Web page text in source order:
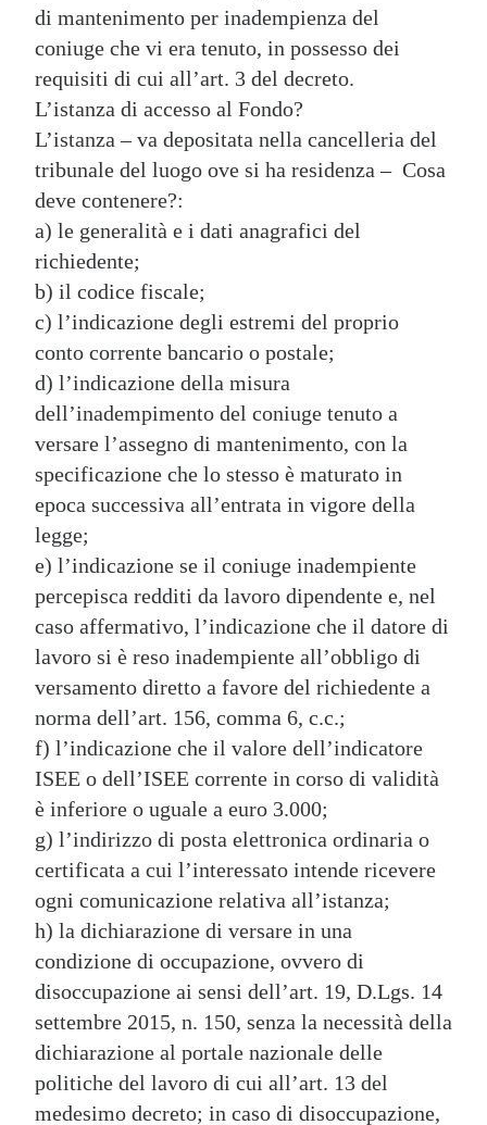
di mantenimento per inadempienza del
coniuge che vi era tenuto, in possesso dei
requisiti di cui all’art. 3 del decreto.
L’istanza di accesso al Fondo?
L’istanza – va depositata nella cancelleria del
tribunale del luogo ove si ha residenza – Cosa
deve contenere?:
a) le generalità e i dati anagrafici del
richiedente;
b) il codice fiscale;
c) l’indicazione degli estremi del proprio
conto corrente bancario o postale;
d) l’indicazione della misura
dell’inadempimento del coniuge tenuto a
versare l’assegno di mantenimento, con la
specificazione che lo stesso è maturato in
epoca successiva all’entrata in vigore della
legge;
e) l’indicazione se il coniuge inadempiente
percepisca redditi da lavoro dipendente e, nel
caso affermativo, l’indicazione che il datore di
lavoro si è reso inadempiente all’obbligo di
versamento diretto a favore del richiedente a
norma dell’art. 156, comma 6, c.c.;
f) l’indicazione che il valore dell’indicatore
ISEE o dell’ISEE corrente in corso di validità
è inferiore o uguale a euro 3.000;
g) l’indirizzo di posta elettronica ordinaria o
certificata a cui l’interessato intende ricevere
ogni comunicazione relativa all’istanza;
h) la dichiarazione di versare in una
condizione di occupazione, ovvero di
disoccupazione ai sensi dell’art. 19, D.Lgs. 14
settembre 2015, n. 150, senza la necessità della
dichiarazione al portale nazionale delle
politiche del lavoro di cui all’art. 13 del
medesimo decreto; in caso di disoccupazione,